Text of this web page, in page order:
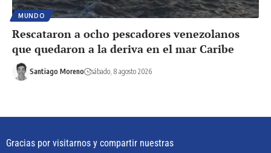
MUNDO
Rescataron a ocho pescadores venezolanos
que quedaron a la deriva en el mar Caribe
Santiago Moreno sábado, 8 agosto 2026
Gracias por visitarnos y compartir nuestras